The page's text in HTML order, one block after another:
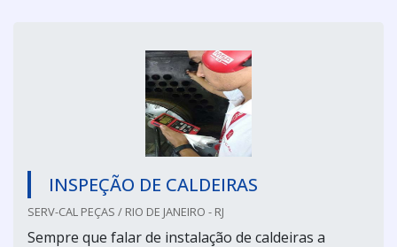
INSPEÇÃO DE CALDEIRAS
SERV-CAL PEÇAS / RIO DE JANEIRO - RJ
Sempre que falar de instalação de caldeiras a